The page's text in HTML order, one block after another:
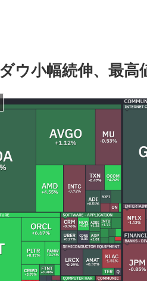
ウ小幅続伸、最高